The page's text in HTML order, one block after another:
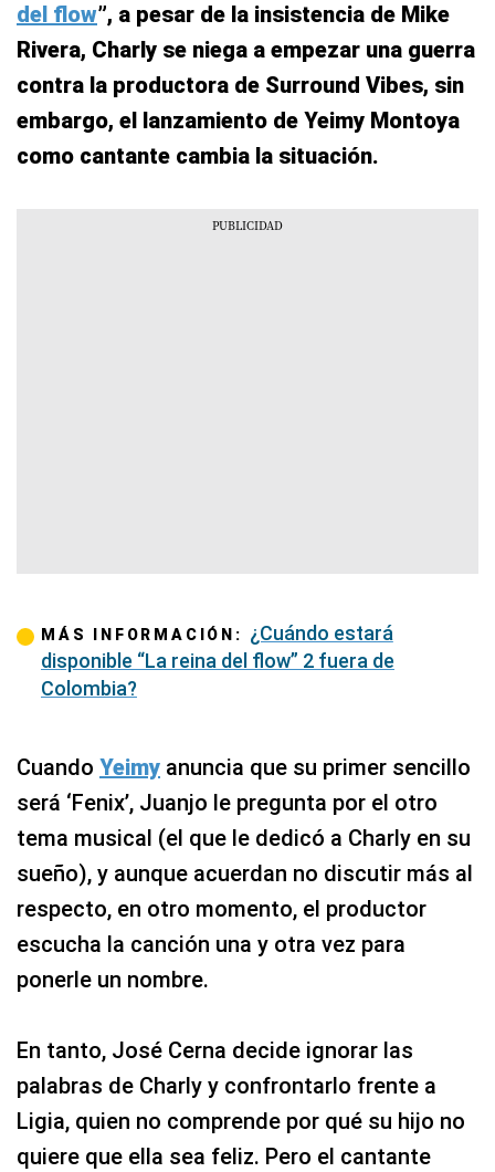
del flow”, a pesar de la insistencia de Mike
Rivera, Charly se niega a empezar una guerra
contra la productora de Surround Vibes, sin
embargo, el lanzamiento de Yeimy Montoya
como cantante cambia la situación.
MÁS INFORMACIÓN: ¿Cuándo estará
disponible “La reina del flow” 2 fuera de
Colombia?
Cuando Yeimy anuncia que su primer sencillo
será ‘Fenix’, Juanjo le pregunta por el otro
tema musical (el que le dedicó a Charly en su
sueño), y aunque acuerdan no discutir más al
respecto, en otro momento, el productor
escucha la canción una y otra vez para
ponerle un nombre.
En tanto, José Cerna decide ignorar las
palabras de Charly y confrontarlo frente a
Ligia, quien no comprende por qué su hijo no
quiere que ella sea feliz. Pero el cantante